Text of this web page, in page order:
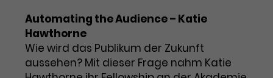
Automating the Audience – Katie
Hawthorne
Wie wird das Publikum der Zukunft
aussehen? Mit dieser Frage nahm Katie